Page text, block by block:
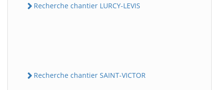
Recherche chantier LURCY-LEVIS
Recherche chantier SAINT-VICTOR